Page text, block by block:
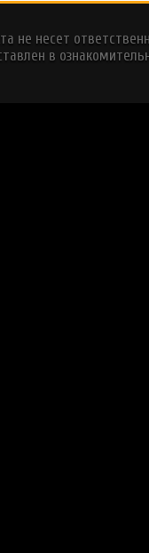
не несет
в